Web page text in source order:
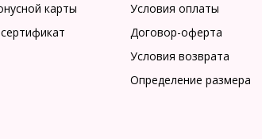
карты
Условия оплаты
Договор-оферта
Условия возврата
Определение размера